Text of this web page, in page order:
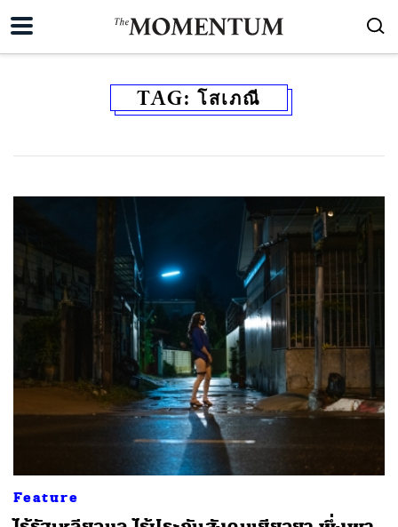
TAG: โสเภณี
Feature